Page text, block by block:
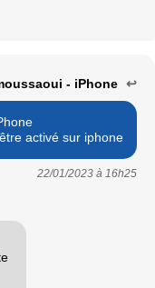
- iPhone ↩
activé sur iphone
22/01/2023 à 16h25